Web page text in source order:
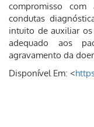
compromisso
condutas
intuito de auxiliar
adequado aos
agravamento da
Disponível Em: <